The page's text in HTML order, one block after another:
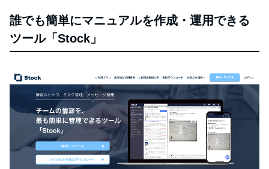
誰でも簡単にマニュアルを作成・運用できる
ツール「Stock」